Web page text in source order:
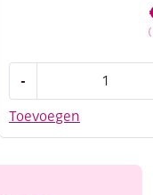
Toevoegen
-
satijnkoord,
meter,